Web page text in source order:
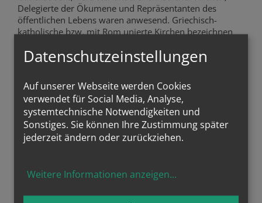
Delegierte der Ökumene und Repräsentanten des
öffentlichen Lebens waren anwesend. Griechisch-
katholische bzw. mit Rom unierte Kirchen bezeichnen
orthodoxer Art feiern, aber den römischen Papst als
Die Eparchie hatte die Feier seit langem vorbereitet und
als historischen Moment für die Ortskirche
hervorgehoben. Die Pfarren waren eingeladen, sich
durch Priester und Vertreter der Pfarrgemeinderäte zu
beteiligen. Damit sollte sichtbar werden, dass der
ist.
Bischof Lach mit Wien verbunden
Datenschutzeinstellungen
Auf unserer Webseite werden Cookies
verwendet für Social Media, Analyse,
systemtechnische Notwendigkeiten und
Sonstiges. Sie können Ihre Zustimmung später
jederzeit ändern oder zurückziehen.
Weitere Informationen anzeigen...